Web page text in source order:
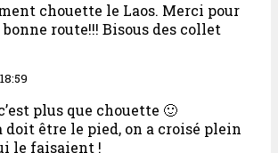
chouette le Laos. Merci pour
route!!! Bisous des collet
plus que chouette 🙂
doit être le pied, on a croisé plein
le faisaient !